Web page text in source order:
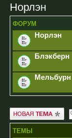
Норлэн
ФОРУМ
Норлэн
Блэкберн
Мельбурн
Новая тема
ТЕМЫ